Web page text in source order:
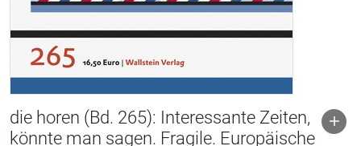
die horen (Bd. 265): Interessante Zeiten,
könnte man sagen. Fragile. Europäische